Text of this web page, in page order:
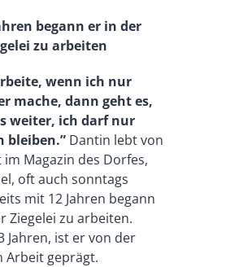
begann er in der
zu arbeiten
wenn ich nur
mache, dann geht es,
weiter, ich darf nur
bleiben.”Dantin lebt von
Magazin des Dorfes,
oft auch sonntags
mit 12 Jahren begann
Ziegelei zu arbeiten.
Jahren, ist er von der
Arbeit geprägt.